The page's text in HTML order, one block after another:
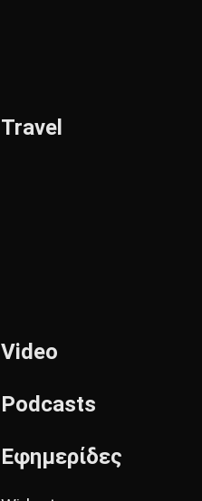
Travel
Video
Podcasts
Εφημερίδες